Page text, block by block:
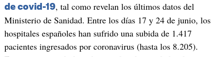
de covid-19, tal como revelan los últimos datos del
Ministerio de Sanidad. Entre los días 17 y 24 de junio, los
hospitales españoles han sufrido una subida de 1.417
pacientes ingresados por coronavirus (hasta los 8.205).